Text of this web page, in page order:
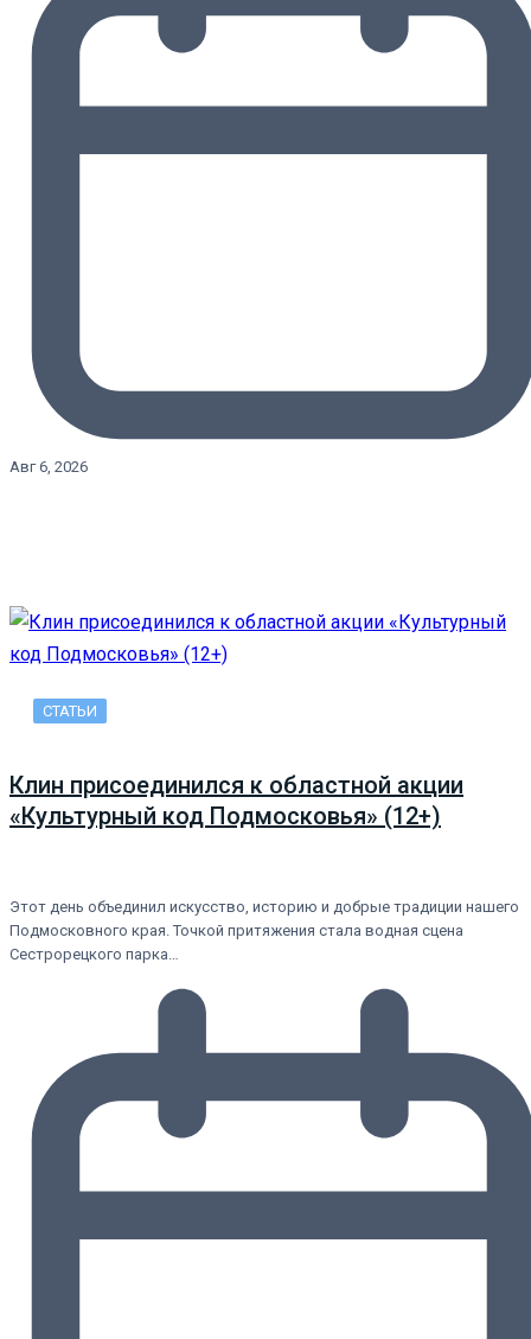
Авг 6, 2026
СТАТЬИ
Клин присоединился к областной акции
«Культурный код Подмосковья» (12+)
Этот день объединил искусство, историю и добрые традиции нашего
Подмосковного края. Точкой притяжения стала водная сцена
Сестрорецкого парка…